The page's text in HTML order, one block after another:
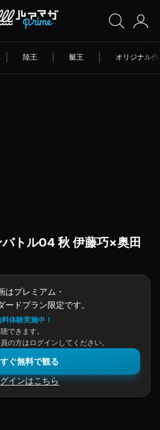
陸王 艇王 オリジナル
トル04 秋 伊藤巧×奥田
はプレミアム・
ードプラン限定です。
体験実施中！
できます。
の方はログインしてください。
ぐ無料で観る
インはこちら